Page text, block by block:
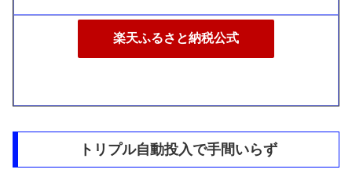
楽天ふるさと納税公式
トリプル自動投入で手間いらず